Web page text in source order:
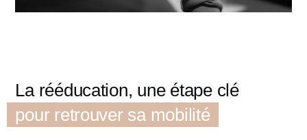
La rééducation, une étape clé
pour retrouver sa mobilité